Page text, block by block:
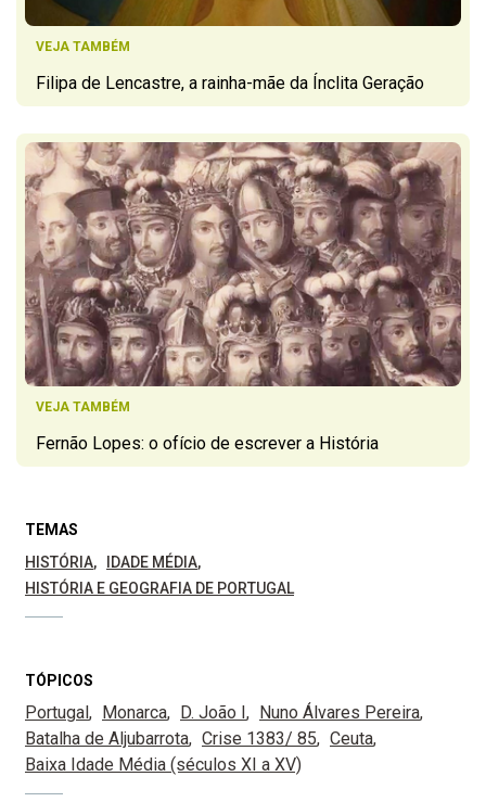
VEJA TAMBÉM
Filipa de Lencastre, a rainha-mãe da Ínclita Geração
VEJA TAMBÉM
Fernão Lopes: o ofício de escrever a História
TEMAS
HISTÓRIA
IDADE MÉDIA
HISTÓRIA E GEOGRAFIA DE PORTUGAL
TÓPICOS
Portugal Monarca D. João I
Nuno Álvares Pereira
Batalha de Aljubarrota
Crise 1383/ 85
Ceuta
Baixa Idade Média (séculos XI a XV)